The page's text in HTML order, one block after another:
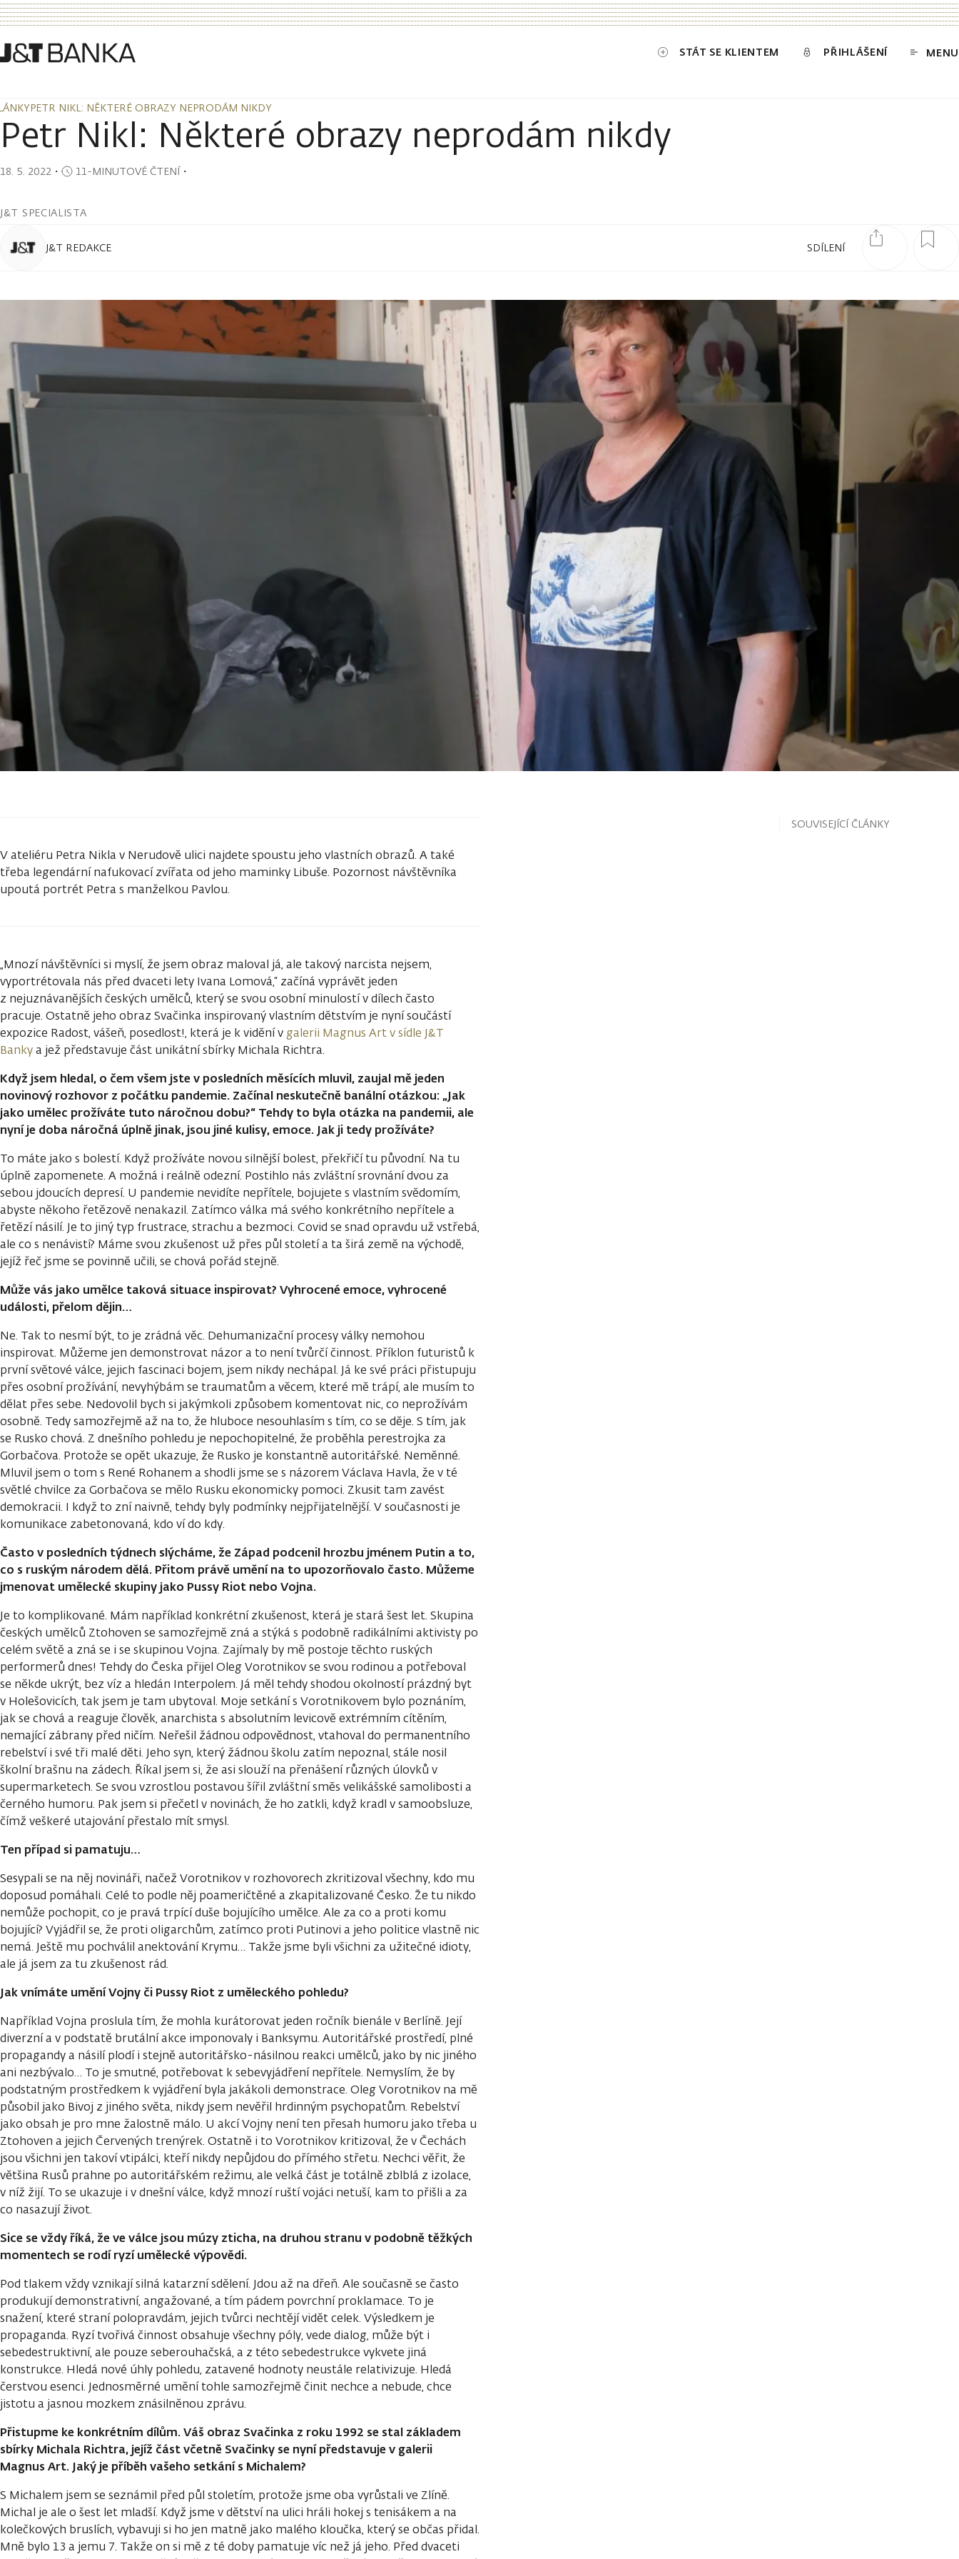
STÁT SE KLIENTEM PŘIHLÁŠENÍ MENU
PETR NIKL: NĚKTERÉ OBRAZY NEPRODÁM NIKDY
PETR NIKL: NĚKTERÉ OBRAZY NEPRODÁM NIKDY
Petr Nikl: Některé obrazy neprodám nikdy
18. 5. 2022 ・ 11-MINUTOVÉ ČTENÍ・
J&T SPECIALISTA
SDÍLENÍ
J&T REDAKCE
V ateliéru Petra Nikla v Nerudově ulici najdete spoustu jeho vlastních obrazů. A také
třeba legendární nafukovací zvířata od jeho maminky Libuše. Pozornost návštěvníka
upoutá portrét Petra s manželkou Pavlou.
„Mnozí návštěvníci si myslí, že jsem obraz maloval já, ale takový narcista nejsem,
vyportrétovala nás před dvaceti lety Ivana Lomová,“ začíná vyprávět jeden
z nejuznávanějších českých umělců, který se svou osobní minulostí v dílech často
pracuje. Ostatně jeho obraz Svačinka inspirovaný vlastním dětstvím je nyní součástí
expozice Radost, vášeň, posedlost!, která je k vidění v galerii Magnus Art v sídle J&T
Bankya jež představuje část unikátní sbírky Michala Richtra.
Když jsem hledal, o čem všem jste v posledních měsících mluvil, zaujal mě jeden
novinový rozhovor z počátku pandemie. Začínal neskutečně banální otázkou: „Jak
jako umělec prožíváte tuto náročnou dobu?“ Tehdy to byla otázka na pandemii, ale
nyní je doba náročná úplně jinak, jsou jiné kulisy, emoce. Jak ji tedy prožíváte?
To máte jako s bolestí. Když prožíváte novou silnější bolest, překřičí tu původní. Na tu
úplně zapomenete. A možná i reálně odezní. Postihlo nás zvláštní srovnání dvou za
sebou jdoucích depresí. U pandemie nevidíte nepřítele, bojujete s vlastním svědomím,
abyste někoho řetězově nenakazil. Zatímco válka má svého konkrétního nepřítele a
řetězí násilí. Je to jiný typ frustrace, strachu a bezmoci. Covid se snad opravdu už vstřebá,
ale co s nenávistí? Máme svou zkušenost už přes půl století a ta širá země na východě,
jejíž řeč jsme se povinně učili, se chová pořád stejně.
Může vás jako umělce taková situace inspirovat? Vyhrocené emoce, vyhrocené
události, přelom dějin…
Ne. Tak to nesmí být, to je zrádná věc. Dehumanizační procesy války nemohou
inspirovat. Můžeme jen demonstrovat názor a to není tvůrčí činnost. Příklon futuristů k
první světové válce, jejich fascinaci bojem, jsem nikdy nechápal. Já ke své práci přistupuju
přes osobní prožívání, nevyhýbám se traumatům a věcem, které mě trápí, ale musím to
dělat přes sebe. Nedovolil bych si jakýmkoli způsobem komentovat nic, co neprožívám
osobně. Tedy samozřejmě až na to, že hluboce nesouhlasím s tím, co se děje. S tím, jak
se Rusko chová. Z dnešního pohledu je nepochopitelné, že proběhla perestrojka za
Gorbačova. Protože se opět ukazuje, že Rusko je konstantně autoritářské. Neměnné.
Mluvil jsem o tom s René Rohanem a shodli jsme se s názorem Václava Havla, že v té
světlé chvilce za Gorbačova se mělo Rusku ekonomicky pomoci. Zkusit tam zavést
demokracii. I když to zní naivně, tehdy byly podmínky nejpřijatelnější. V současnosti je
komunikace zabetonovaná, kdo ví do kdy.
Často v posledních týdnech slýcháme, že Západ podcenil hrozbu jménem Putin a to,
co s ruským národem dělá. Přitom právě umění na to upozorňovalo často. Můžeme
jmenovat umělecké skupiny jako Pussy Riot nebo Vojna.
Je to komplikované. Mám například konkrétní zkušenost, která je stará šest let. Skupina
českých umělců Ztohoven se samozřejmě zná a stýká s podobně radikálními aktivisty po
celém světě a zná se i se skupinou Vojna. Zajímaly by mě postoje těchto ruských
performerů dnes! Tehdy do Česka přijel Oleg Vorotnikov se svou rodinou a potřeboval
se někde ukrýt, bez víz a hledán Interpolem. Já měl tehdy shodou okolností prázdný byt
v Holešovicích, tak jsem je tam ubytoval. Moje setkání s Vorotnikovem bylo poznáním,
jak se chová a reaguje člověk, anarchista s absolutním levicově extrémním cítěním,
nemající zábrany před ničím. Neřešil žádnou odpovědnost, vtahoval do permanentního
rebelství i své tři malé děti. Jeho syn, který žádnou školu zatím nepoznal, stále nosil
školní brašnu na zádech. Říkal jsem si, že asi slouží na přenášení různých úlovků v
supermarketech. Se svou vzrostlou postavou šířil zvláštní směs velikášské samolibosti a
černého humoru. Pak jsem si přečetl v novinách, že ho zatkli, když kradl v samoobsluze,
čímž veškeré utajování přestalo mít smysl.
Ten případ si pamatuju…
Sesypali se na něj novináři, načež Vorotnikov v rozhovorech zkritizoval všechny, kdo mu
doposud pomáhali. Celé to podle něj poameričtěné a zkapitalizované Česko. Že tu nikdo
nemůže pochopit, co je pravá trpící duše bojujícího umělce. Ale za co a proti komu
bojující? Vyjádřil se, že proti oligarchům, zatímco proti Putinovi a jeho politice vlastně nic
nemá. Ještě mu pochválil anektování Krymu… Takže jsme byli všichni za užitečné idioty,
ale já jsem za tu zkušenost rád.
Jak vnímáte umění Vojny či Pussy Riot z uměleckého pohledu?
Například Vojna proslula tím, že mohla kurátorovat jeden ročník bienále v Berlíně. Její
diverzní a v podstatě brutální akce imponovaly i Banksymu. Autoritářské prostředí, plné
propagandy a násilí plodí i stejně autoritářsko-násilnou reakci umělců, jako by nic jiného
ani nezbývalo… To je smutné, potřebovat k sebevyjádření nepřítele. Nemyslím, že by
podstatným prostředkem k vyjádření byla jakákoli demonstrace. Oleg Vorotnikov na mě
působil jako Bivoj z jiného světa, nikdy jsem nevěřil hrdinným psychopatům. Rebelství
jako obsah je pro mne žalostně málo. U akcí Vojny není ten přesah humoru jako třeba u
Ztohoven a jejich Červených trenýrek. Ostatně i to Vorotnikov kritizoval, že v Čechách
jsou všichni jen takoví vtipálci, kteří nikdy nepůjdou do přímého střetu. Nechci věřit, že
většina Rusů prahne po autoritářském režimu, ale velká část je totálně zblblá z izolace,
v níž žijí. To se ukazuje i v dnešní válce, když mnozí ruští vojáci netuší, kam to přišli a za
co nasazují život.
Sice se vždy říká, že ve válce jsou múzy zticha, na druhou stranu v podobně těžkých
momentech se rodí ryzí umělecké výpovědi.
Pod tlakem vždy vznikají silná katarzní sdělení. Jdou až na dřeň. Ale současně se často
produkují demonstrativní, angažované, a tím pádem povrchní proklamace. To je
snažení, které straní polopravdám, jejich tvůrci nechtějí vidět celek. Výsledkem je
propaganda. Ryzí tvořivá činnost obsahuje všechny póly, vede dialog, může být i
sebedestruktivní, ale pouze seberouhačská, a z této sebedestrukce vykvete jiná
konstrukce. Hledá nové úhly pohledu, zatavené hodnoty neustále relativizuje. Hledá
čerstvou esenci. Jednosměrné umění tohle samozřejmě činit nechce a nebude, chce
jistotu a jasnou mozkem znásilněnou zprávu.
Přistupme ke konkrétním dílům. Váš obraz Svačinka z roku 1992 se stal základem
sbírky Michala Richtra, jejíž část včetně Svačinky se nyní představuje v galerii
Magnus Art. Jaký je příběh vašeho setkání s Michalem?
S Michalem jsem se seznámil před půl stoletím, protože jsme oba vyrůstali ve Zlíně.
Michal je ale o šest let mladší. Když jsme v dětství na ulici hráli hokej s tenisákem a na
kolečkových bruslích, vybavuji si ho jen matně jako malého kloučka, který se občas přidal.
Mně bylo 13 a jemu 7. Takže on si mě z té doby pamatuje víc než já jeho. Před dvaceti
SOUVISEJÍCÍ ČLÁNKY